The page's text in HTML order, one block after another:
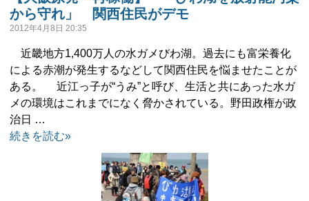
から守れ」 関西住民がデモ
2012年4月8日 20:35
近畿地方1,400万人の水ガメびわ湖。過去にも富栄養化
による赤潮が発生するなどして関西住民を悩ませたことが
ある。 近江っ子が“うみ”と呼び、生活と共にあった水ガ
メの環境はこれまでになく脅かされている。野田政権が政
治日 …
続きを読む»